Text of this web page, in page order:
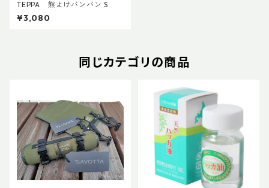
TEPPA 熊よけバンバン S
¥3,080
同じカテゴリの商品